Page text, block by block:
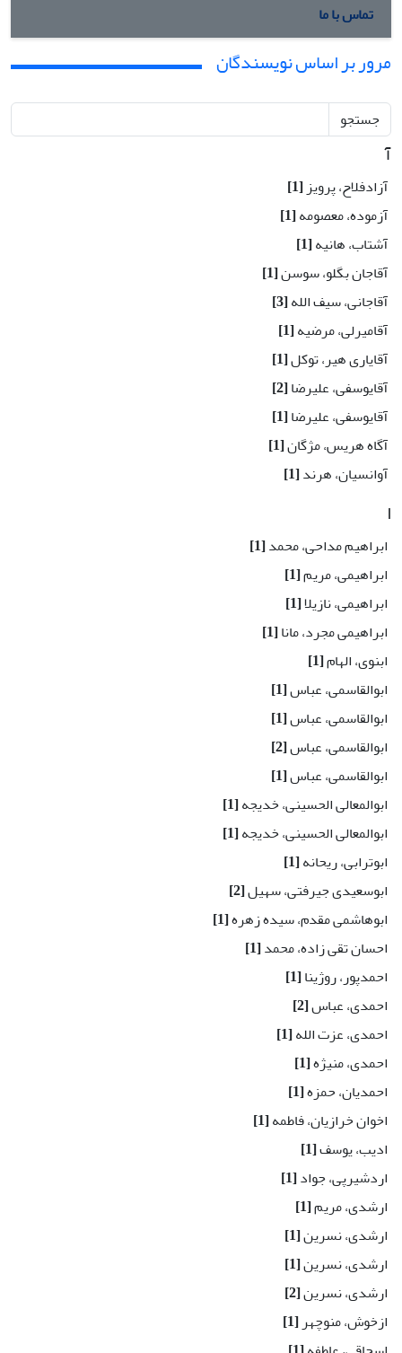
تماس با ما
مرور بر اساس نویسندگان
جستجو
آ
آزادفلاح، پرویز[1]
آزموده، معصومه[1]
آشتاب، هانیه[1]
آقاجان بگلو، سوسن[1]
آقاجانی، سیف الله[3]
آقامیرلی، مرضیه[1]
آقایاری هیر، توکل[1]
آقایوسفی، علیرضا[2]
آقایوسفی، علیرضا[1]
آگاه هریس، مژگان[1]
آوانسیان، هرند[1]
ا
ابراهیم مداحی، محمد[1]
ابراهیمی، مریم[1]
ابراهیمی، نازیلا[1]
ابراهیمی مجرد، مانا[1]
ابنوی، الهام[1]
ابوالقاسمی، عباس[1]
ابوالقاسمی، عباس[1]
ابوالقاسمی، عباس[2]
ابوالقاسمی، عباس[1]
ابوالمعالی الحسینی، خدیجه[1]
ابوالمعالی الحسینی، خدیجه[1]
ابوترابی، ریحانه[1]
ابوسعیدی جیرفتی، سهیل[2]
ابوهاشمی مقدم، سیده زهره[1]
احسان تقی زاده، محمد[1]
احمدپور، روژینا[1]
احمدی، عباس[2]
احمدی، عزت الله[1]
احمدی، منیژه[1]
احمدیان، حمزه[1]
اخوان خرازیان، فاطمه[1]
ادیب، یوسف[1]
اردشیرپی، جواد[1]
ارشدی، مریم[1]
ارشدی، نسرین[1]
ارشدی، نسرین[1]
ارشدی، نسرین[2]
ازخوش، منوچهر[1]